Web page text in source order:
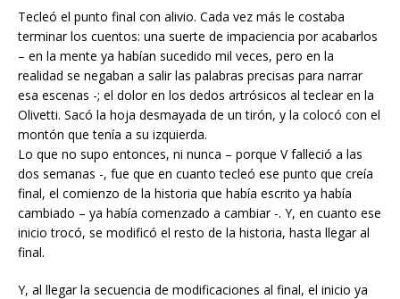
Tecleó el punto final con alivio. Cada vez más le costaba
terminar los cuentos: una suerte de impaciencia por acabarlos
– en la mente ya habían sucedido mil veces, pero en la
realidad se negaban a salir las palabras precisas para narrar
esa escenas -; el dolor en los dedos artrósicos al teclear en la
Olivetti. Sacó la hoja desmayada de un tirón, y la colocó con el
montón que tenía a su izquierda.
Lo que no supo entonces, ni nunca – porque V falleció a las
dos semanas -, fue que en cuanto tecleó ese punto que creía
final, el comienzo de la historia que había escrito ya había
cambiado – ya había comenzado a cambiar -. Y, en cuanto ese
inicio trocó, se modificó el resto de la historia, hasta llegar al
final.
Y, al llegar la secuencia de modificaciones al final, el inicio ya